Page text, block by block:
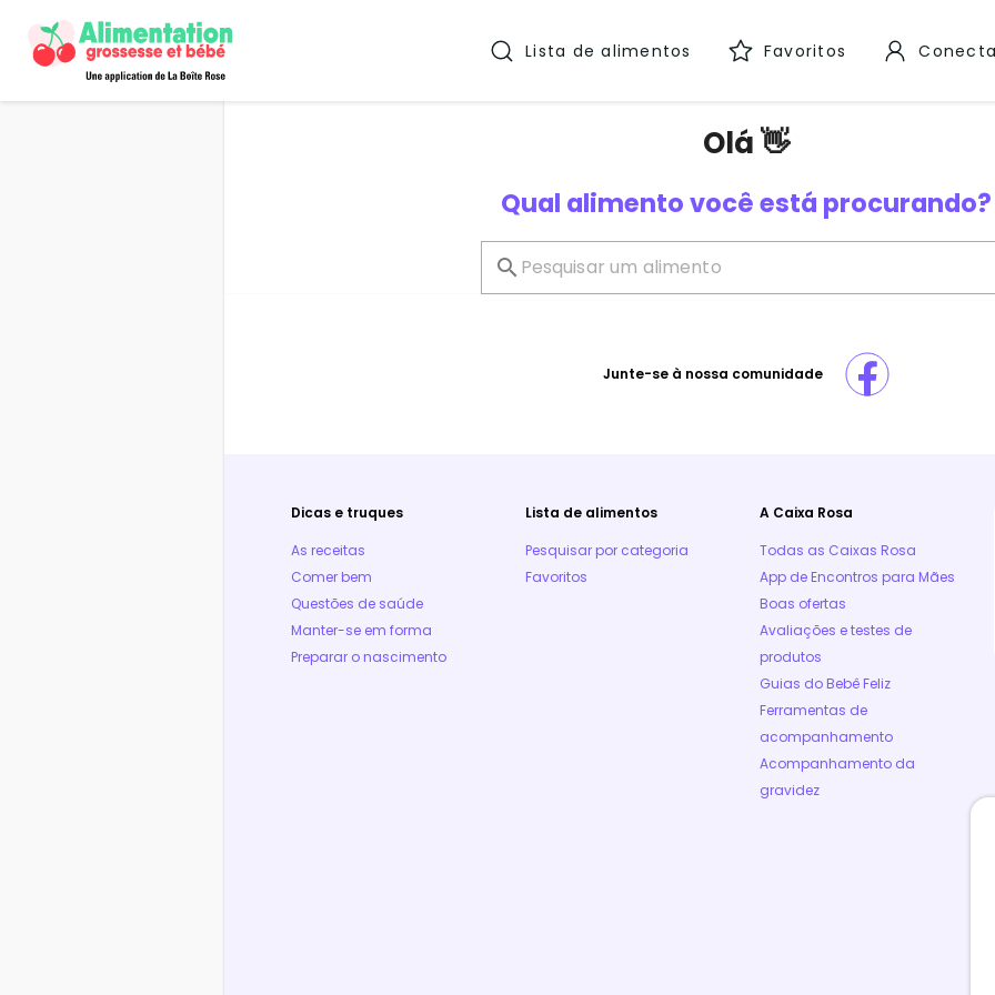
Lista de alimentos Favoritos
Olá 👋
Qual alimento você está procurando?
Junte-se à nossa comunidade
Dicas e truques
As receitas
Comer bem
Questões de saúde
Manter-se em forma
Preparar o nascimento
Lista de alimentos
Pesquisar por categoria
Favoritos
A Caixa Rosa
Todas as Caixas Rosa
App de Encontros para Mães
Boas ofertas
Avaliações e testes de
produtos
Guias do Bebê Feliz
Ferramentas de
acompanhamento
Acompanhamento da
gravidez